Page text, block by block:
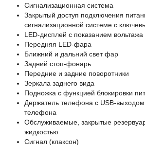
Сигнализационная система
Закрытый доступ подключения
сигнализационной системе с
LED-дисплей с показанием вольтажа
Передняя LED-фара
Ближний и дальний свет фар
Задний стоп-фонарь
Передние и задние поворотники
Зеркала заднего вида
Подножка с функцией блокировки
Держатель телефона с USB-
телефона
Обслуживаемые, закрытые
жидкостью
Сигнал (клаксон)